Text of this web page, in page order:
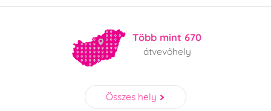
Több mint 670
átvevőhely
Összes hely